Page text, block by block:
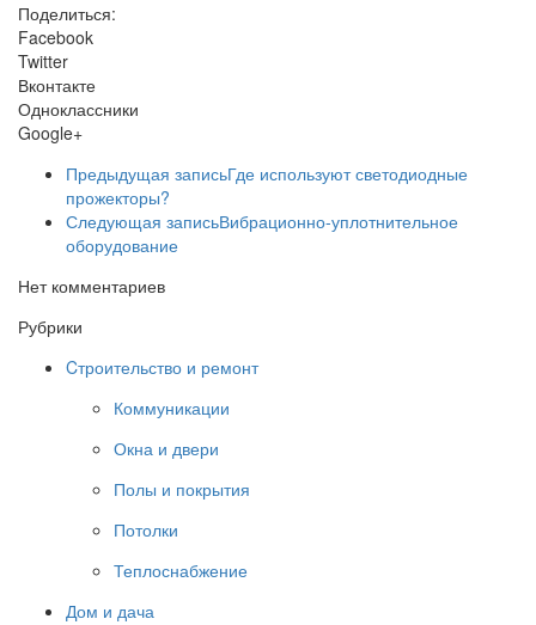
Поделиться:
Facebook
Twitter
Вконтакте
Одноклассники
Google+
Предыдущая записьГде используют светодиодные
прожекторы?
Следующая записьВибрационно-уплотнительное
оборудование
Нет комментариев
Рубрики
Cтроительство и ремонт
Коммуникации
Окна и двери
Полы и покрытия
Потолки
Теплоснабжение
Дом и дача